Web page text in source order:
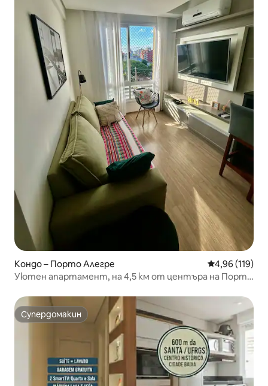
Кондо – Порто Алегре Средна
4,96 (119)
Уютен апартамент, на 4,5 км от центъра на Порто
Супердомакин
Супердомакин